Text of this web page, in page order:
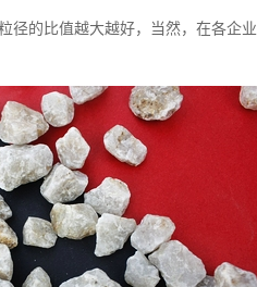
径的比值越大越好，当然，在各企